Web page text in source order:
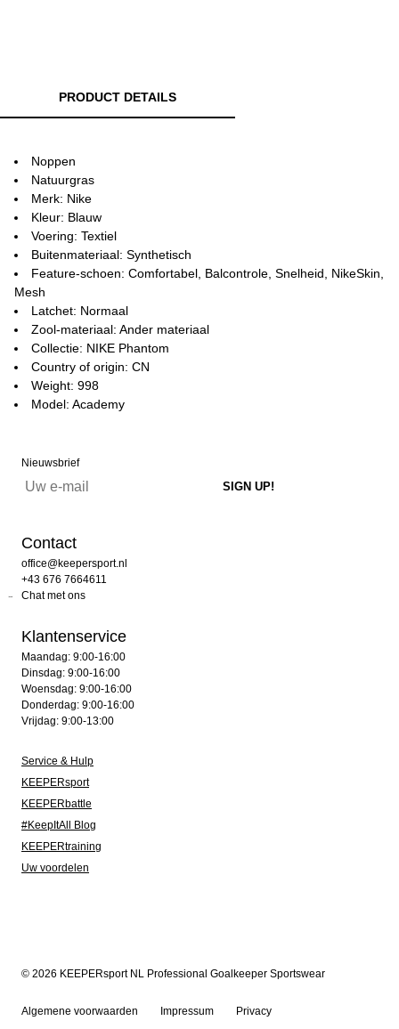
PRODUCT DETAILS
Noppen
Natuurgras
Merk: Nike
Kleur: Blauw
Voering: Textiel
Buitenmateriaal: Synthetisch
Feature-schoen: Comfortabel, Balcontrole, Snelheid, NikeSkin,
Mesh
Latchet: Normaal
Zool-materiaal: Ander materiaal
Collectie: NIKE Phantom
Country of origin: CN
Weight: 998
Model: Academy
Nieuwsbrief
Contact
office@keepersport.nl
+43 676 7664611
Chat met ons
Klantenservice
Maandag: 9:00-16:00
Dinsdag: 9:00-16:00
Woensdag: 9:00-16:00
Donderdag: 9:00-16:00
Vrijdag: 9:00-13:00
Service & Hulp
KEEPERsport
KEEPERbattle
#KeepItAll Blog
KEEPERtraining
Uw voordelen
© 2026 KEEPERsport NL Professional Goalkeeper Sportswear
Algemene voorwaarden Impressum Privacy